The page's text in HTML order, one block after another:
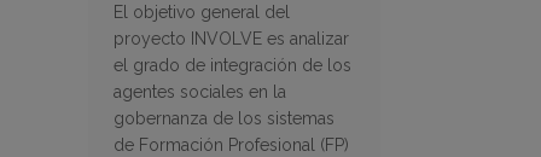
El objetivo general del
proyecto INVOLVE es analizar
el grado de integración de los
agentes sociales en la
gobernanza de los sistemas
de Formación Profesional (FP)